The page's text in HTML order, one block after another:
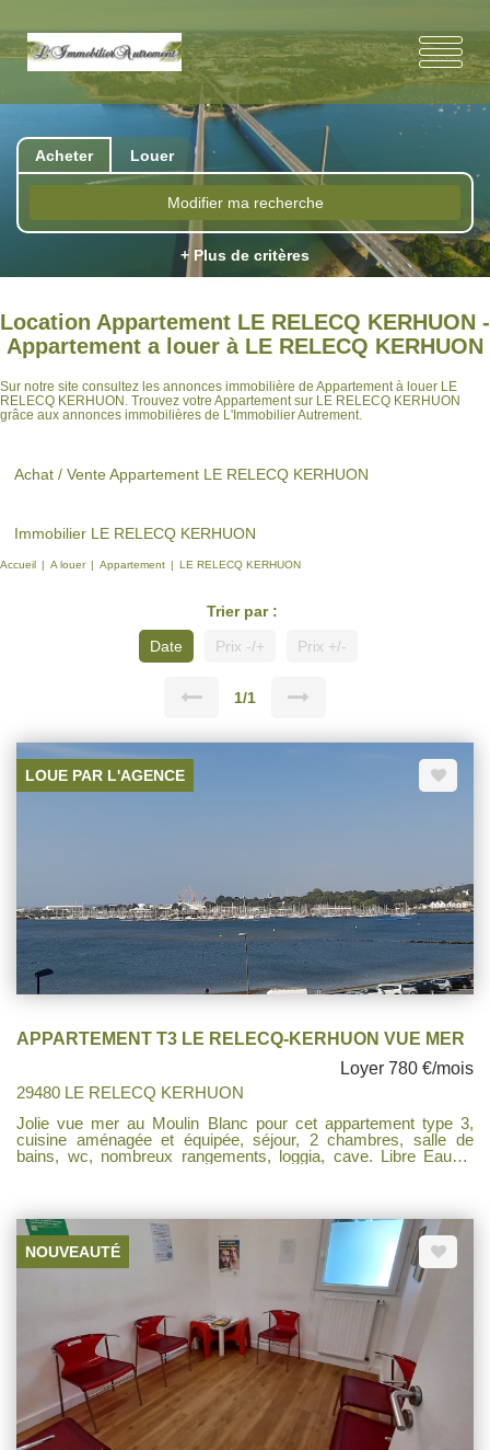
Acheter Louer
Modifier ma recherche
+ Plus de critères
Location Appartement LE RELECQ KERHUON -
Appartement a louer à LE RELECQ KERHUON
Sur notre site consultez les annonces immobilière de Appartement à louer LE
RELECQ KERHUON. Trouvez votre Appartement sur LE RELECQ KERHUON
grâce aux annonces immobilières de L'Immobilier Autrement.
Achat / Vente Appartement LE RELECQ KERHUON
Immobilier LE RELECQ KERHUON
Accueil A louer Appartement LE RELECQ KERHUON
Trier par :
Date
Prix -/+ Prix +/-
1/1
LOUE PAR L'AGENCE
APPARTEMENT T3 LE RELECQ-KERHUON VUE MER
Loyer 780 €/mois
29480 LE RELECQ KERHUON
Jolie vue mer au Moulin Blanc pour cet appartement type 3,
cuisine aménagée et équipée, séjour, 2 chambres, salle de
bains, wc, nombreux rangements, loggia, cave. Libre Eau et
NOUVEAUTÉ